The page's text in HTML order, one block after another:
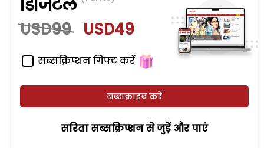
डिजिटल
USD99 USD49
सब्सक्रिप्शन गिफ्ट करें
सब्सक्राइब करें
सरिता सब्सक्रिप्शन से जुड़ेें और पाएं